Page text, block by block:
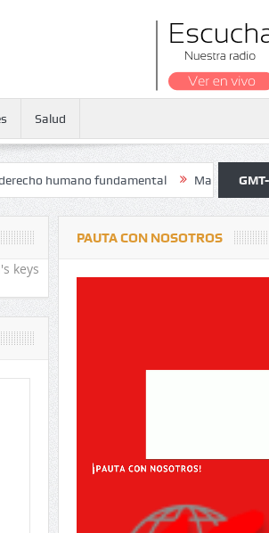
Salud
fundamental Maratón atendió a más
keys
PAUTA CON NOSOTROS